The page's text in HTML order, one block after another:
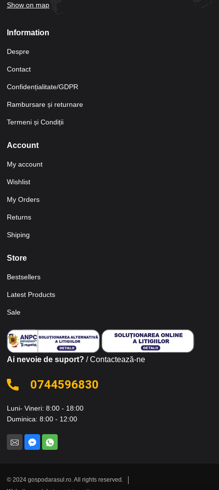
Show on map
Information
Despre
Contact
Confidențialitate/GDPR
Rambursare și returnare
Termeni și Condiții
Account
My account
Wishlist
My Orders
Returns
Shiping
Store
Bestsellers
Latest Products
Sale
Ai nevoie de suport? / Contactează-ne
0744596830
Luni- Vineri: 8:00 - 18:00
Duminica: 8:00 - 12:00
© 2024 gospodarasul.ro. All rights reserved.